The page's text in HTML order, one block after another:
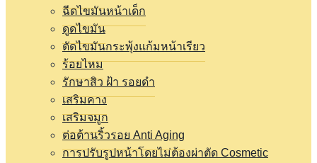
ฉีดไขมันหน้าเด็ก
ดูดไขมัน
ตัดไขมันกระพุ้งแก้มหน้าเรียว
ร้อยไหม
รักษาสิว ฝ้า รอยดำ
เสริมคาง
เสริมจมูก
ต่อต้านริ้วรอย Anti Aging
การปรับรูปหน้าโดยไม่ต้องผ่าตัด Cosmetic